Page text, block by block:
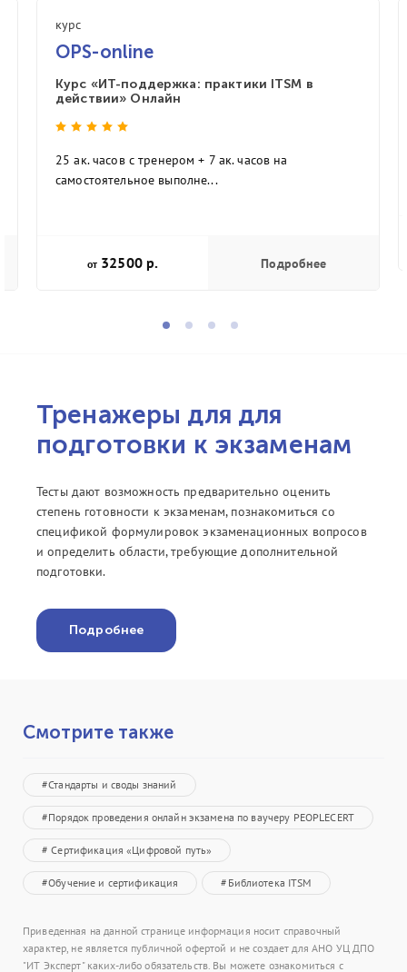
курс
OPS-online
Курс «ИТ-поддержка: практики ITSM в
действии» Онлайн
25 ак. часов с тренером + 7 ак. часов на
самостоятельное выполне...
от 32500 р. Подробнее
Тренажеры для для
подготовки к экзаменам
Тесты дают возможность предварительно оценить
степень готовности к экзаменам, познакомиться со
спецификой формулировок экзаменационных вопросов
и определить области, требующие дополнительной
подготовки.
Подробнее
Смотрите также
#Стандарты и своды знаний
#Порядок проведения онлайн экзамена по ваучеру PEOPLECERT
# Сертификация «Цифровой путь»
#Обучение и сертификация #Библиотека ITSM
Приведенная на данной странице информация носит справочный
характер, не является публичной офертой и не создает для АНО УЦ ДПО
"ИТ Эксперт" каких-либо обязательств. Вы можете ознакомиться с